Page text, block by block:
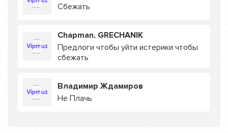
Сбежать
Chapman, GRECHANIK
Предлоги чтобы уйти истерики чтобы
сбежать
Владимир Ждамиров
Не Плачь